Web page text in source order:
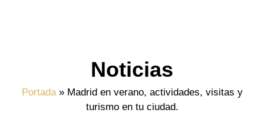
Noticias
Portada» Madrid en verano, actividades, visitas y
turismo en tu ciudad.